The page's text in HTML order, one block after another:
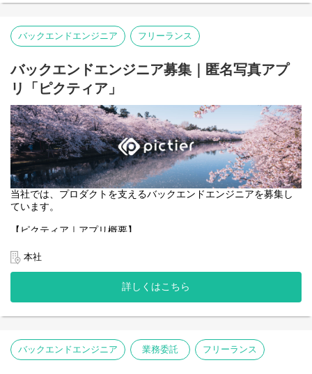
ト。
・ブロックチェーンと連携する機能のフロントエンド実装。
設計・改善。
バックエンドエンジニア フリーランス
バックエンドエンジニア募集｜匿名写真アプ
リ「ピクティア」
当社では、プロダクトを支えるバックエンドエンジニアを募集し
ています。
【ピクティア｜アプリ概要】
ピクティアは、言語を使わず、写真だけでつながる匿名写真アプ
リです。
同じ場所の変化や記憶を写真として共有できます。
一般的な写真SNSのようなコメントや言語によるやり取りはな
写真そのものが主役となる体験を大切にしています。
言語や文化にとらわれず、誰でも直感的に楽しめるのが特徴で
本社
詳しくはこちら
バックエンドエンジニア 業務委託 フリーランス